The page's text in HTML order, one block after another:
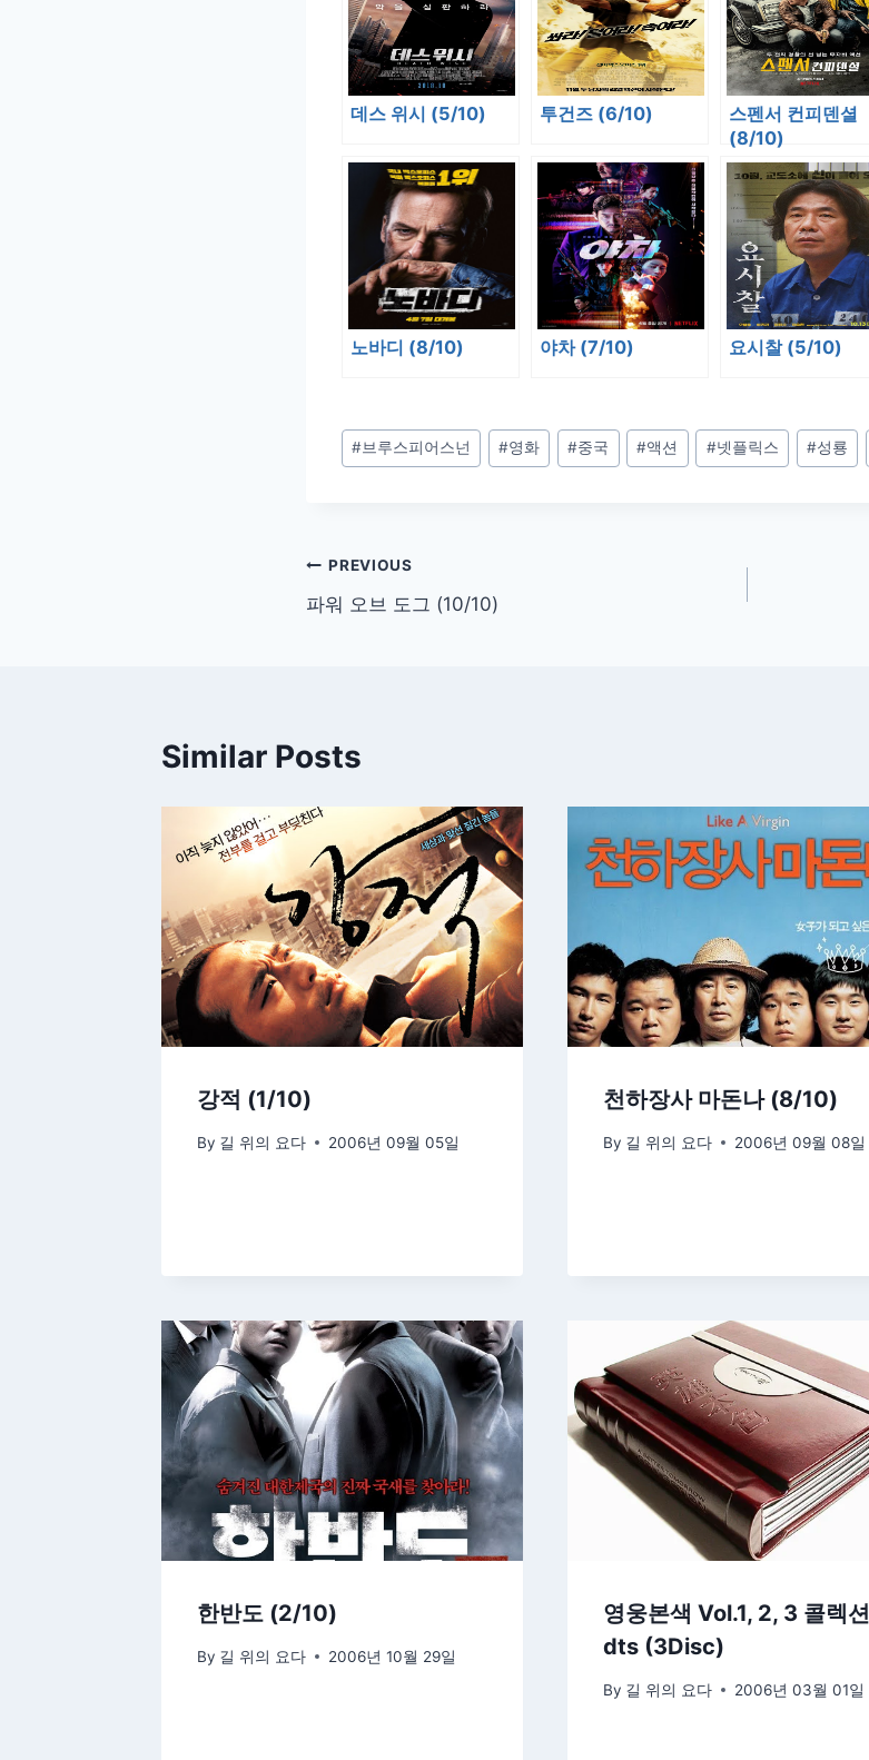
데스 위시 (5/10) 투건즈 (6/10)
스펜서 컨피덴셜
(8/10)
노바디 (8/10) 야차 (7/10) 요시찰 (5/10)
Post
Tags:
#브루스피어스넌 #영화 #중국 #액션 #넷플릭스 #성룡
글
탐
PREVIOUS
파워 오브 도그 (10/10)
Similar Posts
강적 (1/10)
By 길 위의 요다 2006년 09월 05일
천하장사 마돈나 (8/10)
By 길 위의 요다 2006년 09월 08일
한반도 (2/10)
By 길 위의 요다 2006년 10월 29일
영웅본색 Vol.1, 2, 3 콜렉션
dts (3Disc)
By 길 위의 요다 2006년 03월 01일